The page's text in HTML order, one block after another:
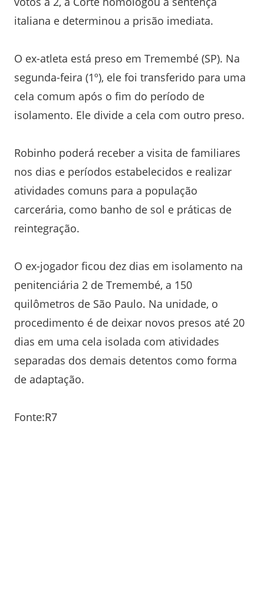
italiana e determinou a prisão imediata.
O ex-atleta está preso em Tremembé (SP). Na
segunda-feira (1º), ele foi transferido para uma
cela comum após o fim do período de
isolamento. Ele divide a cela com outro preso.
Robinho poderá receber a visita de familiares
nos dias e períodos estabelecidos e realizar
atividades comuns para a população
carcerária, como banho de sol e práticas de
reintegração.
O ex-jogador ficou dez dias em isolamento na
penitenciária 2 de Tremembé, a 150
quilômetros de São Paulo. Na unidade, o
procedimento é de deixar novos presos até 20
dias em uma cela isolada com atividades
separadas dos demais detentos como forma
de adaptação.
Fonte:R7